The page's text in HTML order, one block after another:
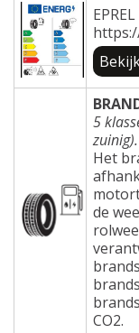
5
zuinig).
Het
de
CO2.